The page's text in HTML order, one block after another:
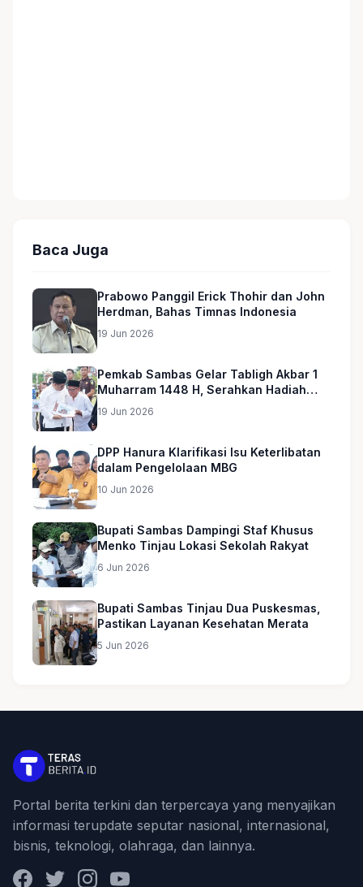
Baca Juga
Prabowo Panggil Erick Thohir dan John
Herdman, Bahas Timnas Indonesia
19 Jun 2026
Pemkab Sambas Gelar Tabligh Akbar 1
Muharram 1448 H, Serahkan Hadiah
Umroh untuk Guru Ngaji dan Imam
19 Jun 2026
DPP Hanura Klarifikasi Isu Keterlibatan
dalam Pengelolaan MBG
10 Jun 2026
Bupati Sambas Dampingi Staf Khusus
Menko Tinjau Lokasi Sekolah Rakyat
6 Jun 2026
Bupati Sambas Tinjau Dua Puskesmas,
Pastikan Layanan Kesehatan Merata
5 Jun 2026
Portal berita terkini dan terpercaya yang menyajikan
informasi terupdate seputar nasional, internasional,
bisnis, teknologi, olahraga, dan lainnya.
FacebookTwitterInstagramYouTube